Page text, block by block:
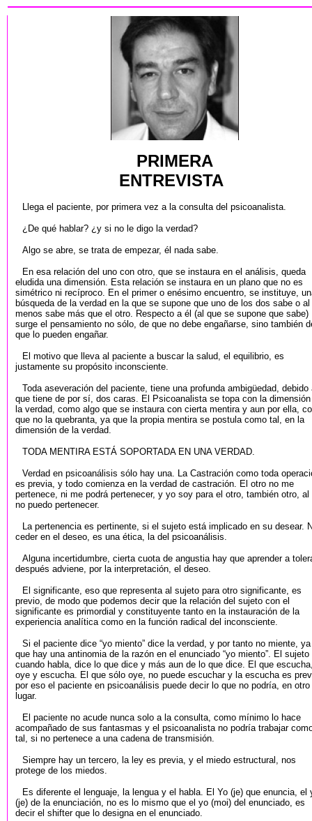
PRIMERA
ENTREVISTA
Llega el paciente, por primera vez a la consulta del psicoanalista.
¿De qué hablar? ¿y si no le digo la verdad?
Algo se abre, se trata de empezar, él nada sabe.
En esa relación del uno con otro, que se instaura en el análisis, queda
eludida una dimensión. Esta relación se instaura en un plano que no es
simétrico ni recíproco. En el primer o enésimo encuentro, se instituye,
búsqueda de la verdad en la que se supone que uno de los dos sabe o al
menos sabe más que el otro. Respecto a él (al que se supone que sabe)
surge el pensamiento no sólo, de que no debe engañarse, sino también
que lo pueden engañar.
El motivo que lleva al paciente a buscar la salud, el equilibrio, es
justamente su propósito inconsciente.
Toda aseveración del paciente, tiene una profunda ambigüedad, debido
que tiene de por sí, dos caras. El Psicoanalista se topa con la
la verdad, como algo que se instaura con cierta mentira y aun por ella,
que no la quebranta, ya que la propia mentira se postula como tal, en la
dimensión de la verdad.
TODA MENTIRA ESTÁ SOPORTADA EN UNA VERDAD.
Verdad en psicoanálisis sólo hay una. La Castración como toda
es previa, y todo comienza en la verdad de castración. El otro no me
pertenece, ni me podrá pertenecer, y yo soy para el otro, también otro, al
no puedo pertenecer.
La pertenencia es pertinente, si el sujeto está implicado en su desear.
ceder en el deseo, es una ética, la del psicoanálisis.
Alguna incertidumbre, cierta cuota de angustia hay que aprender a
después adviene, por la interpretación, el deseo.
El significante, eso que representa al sujeto para otro significante, es
previo, de modo que podemos decir que la relación del sujeto con el
significante es primordial y constituyente tanto en la instauración de la
experiencia analítica como en la función radical del inconsciente.
Si el paciente dice “yo miento” dice la verdad, y por tanto no miente, ya
que hay una antinomia de la razón en el enunciado “yo miento”. El sujeto
cuando habla, dice lo que dice y más aun de lo que dice. El que
oye y escucha. El que sólo oye, no puede escuchar y la escucha es
por eso el paciente en psicoanálisis puede decir lo que no podría, en otro
lugar.
El paciente no acude nunca solo a la consulta, como mínimo lo hace
acompañado de sus fantasmas y el psicoanalista no podría trabajar
tal, si no pertenece a una cadena de transmisión.
Siempre hay un tercero, la ley es previa, y el miedo estructural, nos
protege de los miedos.
Es diferente el lenguaje, la lengua y el habla. El Yo (je) que enuncia, el
(je) de la enunciación, no es lo mismo que el yo (moi) del enunciado, es
decir el shifter que lo designa en el enunciado.